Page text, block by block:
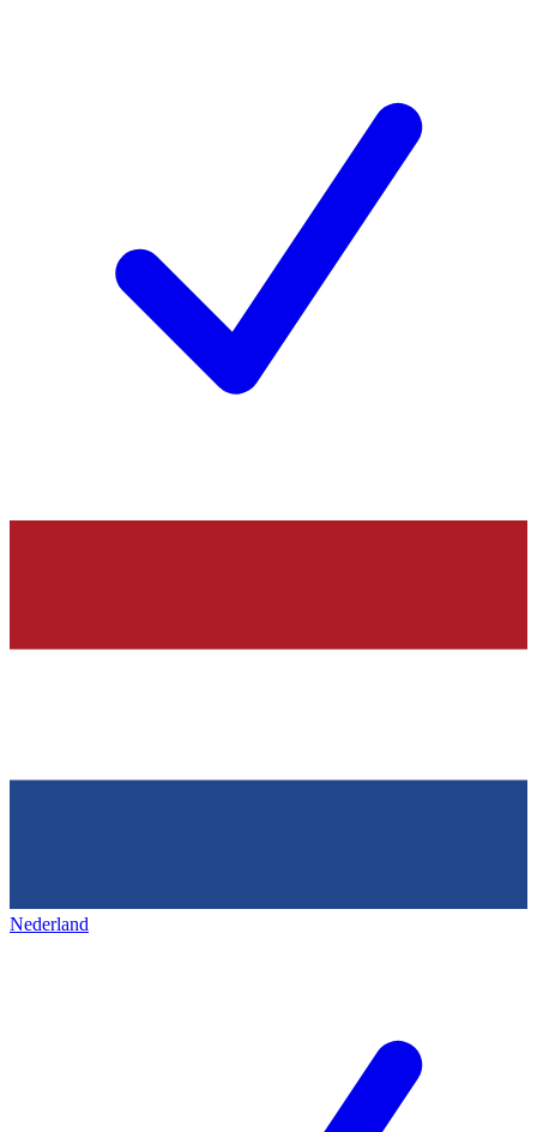
Nederland